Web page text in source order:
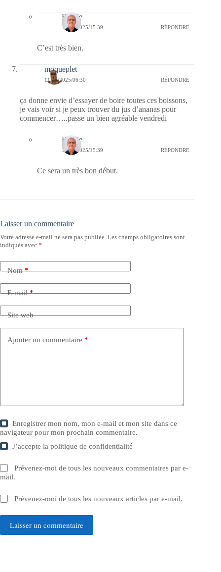
Bernie
19/07/2025/15:39 RÉPONDRE
C’est très bien.
moqueplet
11/07/2025/06:30 RÉPONDRE
ça donne envie d’essayer de boire toutes ces boissons,
je vais voir si je peux trouver du jus d’ananas pour
commencer…..passe un bien agréable vendredi
Bernie
19/07/2025/15:39 RÉPONDRE
Ce sera un très bon début.
Laisser un commentaire
Votre adresse e-mail ne sera pas publiée. Les champs obligatoires sont
indiqués avec *
Nom*
E-mail*
Site web
Ajouter un commentaire *
Enregistrer mon nom, mon e-mail et mon site dans ce
navigateur pour mon prochain commentaire.
J’accepte lapolitique de confidentialité
Prévenez-moi de tous les nouveaux commentaires par e-
mail.
Prévenez-moi de tous les nouveaux articles par e-mail.
Laisser un commentaire